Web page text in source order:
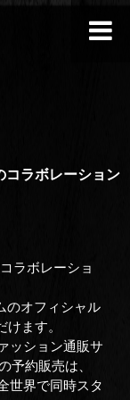
ラボレーション
ラボレーショ
のオフィシャル
けます。
ッション通販サ
予約販売は、
世界で同時スタ